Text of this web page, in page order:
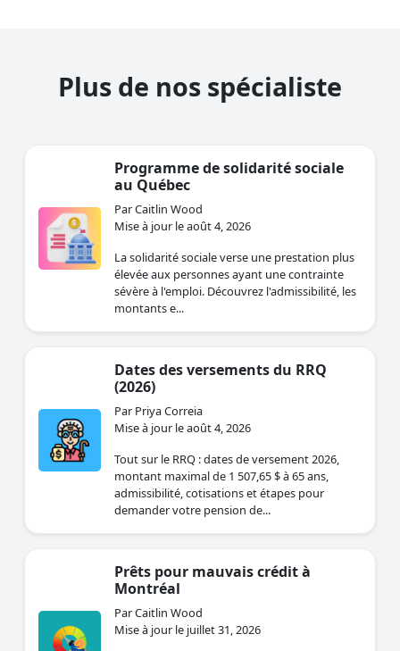
Plus de nos spécialiste
Programme de solidarité sociale
au Québec
Par Caitlin Wood
Mise à jour le août 4, 2026
La solidarité sociale verse une prestation plus
élevée aux personnes ayant une contrainte
sévère à l'emploi. Découvrez l'admissibilité, les
montants e...
Dates des versements du RRQ
(2026)
Par Priya Correia
Mise à jour le août 4, 2026
Tout sur le RRQ : dates de versement 2026,
montant maximal de 1 507,65 $ à 65 ans,
admissibilité, cotisations et étapes pour
demander votre pension de...
Prêts pour mauvais crédit à
Montréal
Par Caitlin Wood
Mise à jour le juillet 31, 2026